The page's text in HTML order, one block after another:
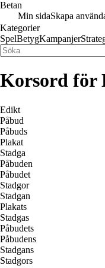
Betan
Min sidaSkapa
Kategorier
SpelBetygKampanjer
Korsord för
Edikt
Påbud
Påbuds
Plakat
Stadga
Påbuden
Påbudet
Stadgor
Stadgan
Plakats
Stadgas
Påbudets
Påbudens
Stadgans
Stadgors